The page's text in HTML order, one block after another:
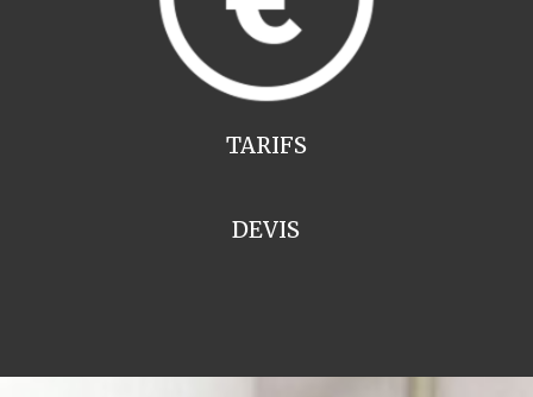
TARIFS
DEVIS